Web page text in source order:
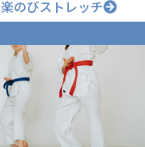
楽のびストレッチ